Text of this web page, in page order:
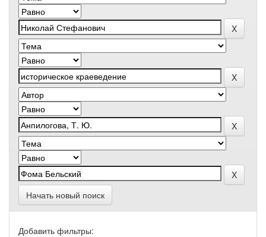
Начать новый поиск
Добавить фильтры: